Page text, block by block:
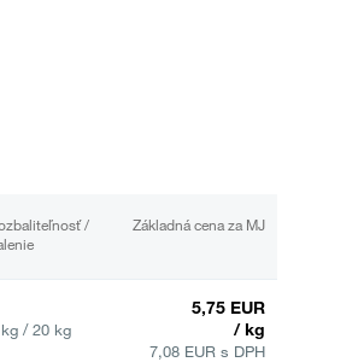
/
Základná cena za MJ
/ 20 kg
5,75 EUR
/ kg
7,08 EUR s DPH